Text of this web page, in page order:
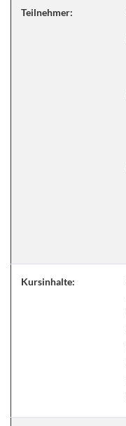
Teilnehmer:
Kursinhalte: